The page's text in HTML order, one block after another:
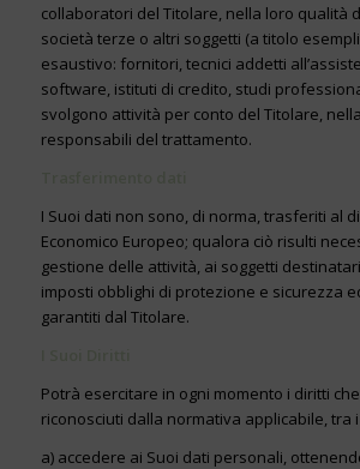
collaboratori del Titolare, nella loro qualità
società terze o altri soggetti (a titolo
esaustivo: fornitori, tecnici addetti
software, istituti di credito, studi
svolgono attività per conto del Titolare,
responsabili del trattamento.
I Suoi dati non sono, di norma, trasferiti al
Economico Europeo; qualora ciò risulti
gestione delle attività, ai soggetti
imposti obblighi di protezione e sicurezza
garantiti dal Titolare.
Potrà esercitare in ogni momento i diritti
riconosciuti dalla normativa applicabile, tra
a) accedere ai Suoi dati personali,